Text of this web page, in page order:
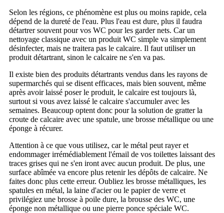
Selon les régions, ce phénomène est plus ou moins rapide, cela
dépend de la dureté de l'eau. Plus l'eau est dure, plus il faudra
détartrer souvent pour vos WC pour les garder nets. Car un
nettoyage classique avec un produit WC simple va simplement
désinfecter, mais ne traitera pas le calcaire. Il faut utiliser un
produit détartrant, sinon le calcaire ne s'en va pas.
Il existe bien des produits détartrants vendus dans les rayons de
supermarchés qui se disent efficaces, mais bien souvent, même
après avoir laissé poser le produit, le calcaire est toujours là,
surtout si vous avez laissé le calcaire s'accumuler avec les
semaines. Beaucoup optent donc pour la solution de gratter la
croute de calcaire avec une spatule, une brosse métallique ou une
éponge à récurer.
Attention à ce que vous utilisez, car le métal peut rayer et
endommager irrémédiablement l'émail de vos toilettes laissant des
traces grises qui ne s'en iront avec aucun produit. De plus, une
surface abîmée va encore plus retenir les dépôts de calcaire. Ne
faites donc plus cette erreur. Oubliez les brosse métalliques, les
spatules en métal, la laine d'acier ou le papier de verre et
privilégiez une brosse à poile dure, la brousse des WC, une
éponge non métallique ou une pierre ponce spéciale WC.